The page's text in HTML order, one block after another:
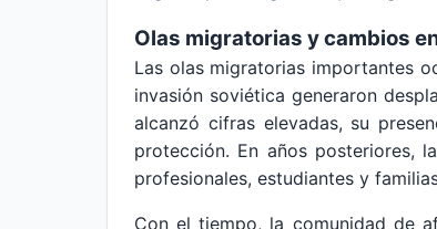
Olas migratorias y cambios
Las olas migratorias importantes
invasión soviética generaron
alcanzó cifras elevadas, su
protección. En años posteriores,
profesionales, estudiantes y
Con el tiempo, la comunidad de